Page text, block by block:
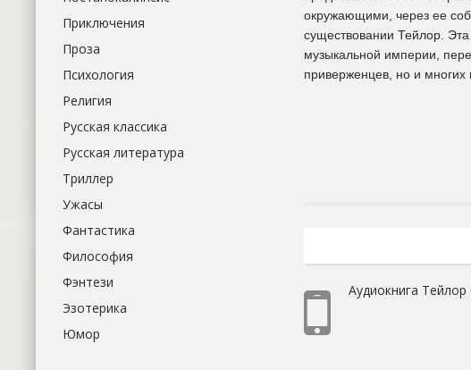
окружающими, через ее
существовании Тейлор. Эта
музыкальной империи,
приверженцев, но и многих
Аудиокнига
Приключения
Проза
Психология
Религия
Русская классика
Русская литература
Триллер
Ужасы
Фантастика
Философия
Фэнтези
Эзотерика
Юмор